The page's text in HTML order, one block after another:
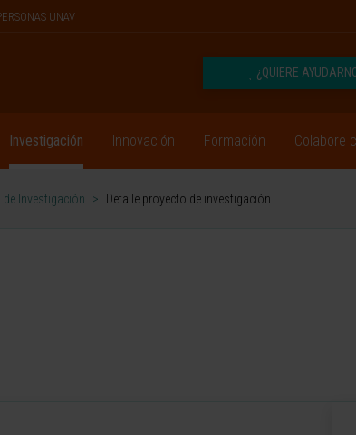
UNAV
¿QUIERE
Investigación Innovación Formación Colabore
de Investigación > Detalle proyecto de investigación